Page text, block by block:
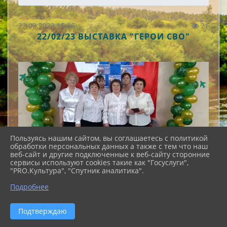
22.02.2023 15:36 21
22/02/23 ВЫСТАВКА "ГЕРОИ СВО"
Пользуясь нашим сайтом, вы соглашаетесь с политикой
обработки персональных данных а также с тем что наш
веб-сайт и другие подключенные к веб-сайту сторонние
сервисы используют cookies такие как "Госуслуги",
"PRO.Культура", "Спутник аналитика".
Подробнее
Подтверждаю